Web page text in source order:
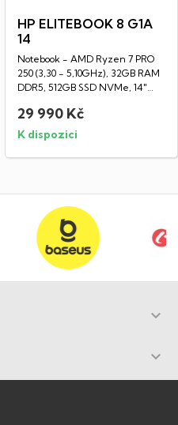
HP ELITEBOOK 8 G1A
14
Notebook - AMD Ryzen 7 PRO
250 (3,30 - 5,10GHz), 32GB RAM
DDR5, 512GB SSD NVMe, 14"
29 990 Kč
K dispozici

